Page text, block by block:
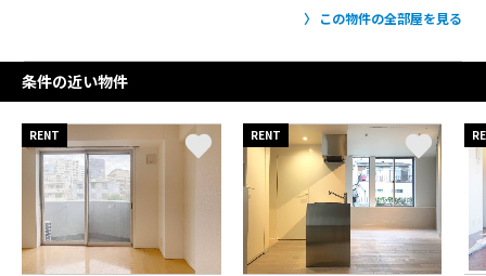
この物件の全部屋を見る
条件の近い物件
RENT RENT